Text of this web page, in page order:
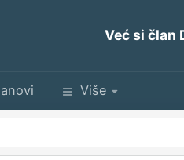
Već si član
Više